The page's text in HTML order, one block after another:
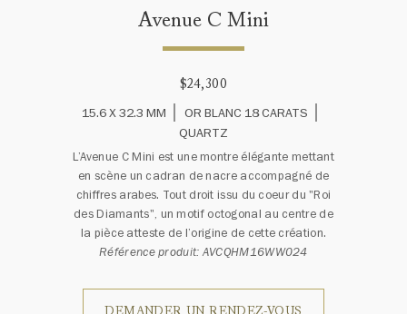
Avenue C Mini
$24,300
15.6 X 32.3 MM
OR BLANC 18 CARATS
QUARTZ
L’Avenue C Mini est une montre élégante mettant
en scène un cadran de nacre accompagné de
chiffres arabes. Tout droit issu du coeur du "Roi
des Diamants", un motif octogonal au centre de
la pièce atteste de l’origine de cette création.
Référence produit: AVCQHM16WW024
DEMANDER UN RENDEZ-VOUS